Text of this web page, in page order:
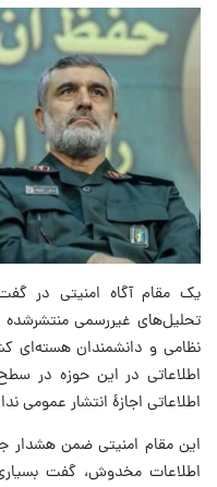
یک مقام آگاه امنیتی در
تحلیل‌های غیررسمی منتشرشده
نظامی و دانشمندان هسته‌ای
اطلاعاتی در این حوزه در
اطلاعاتی اجازهٔ انتشار عمومی
این مقام امنیتی ضمن هشدار
اطلاعات مخدوش، گفت